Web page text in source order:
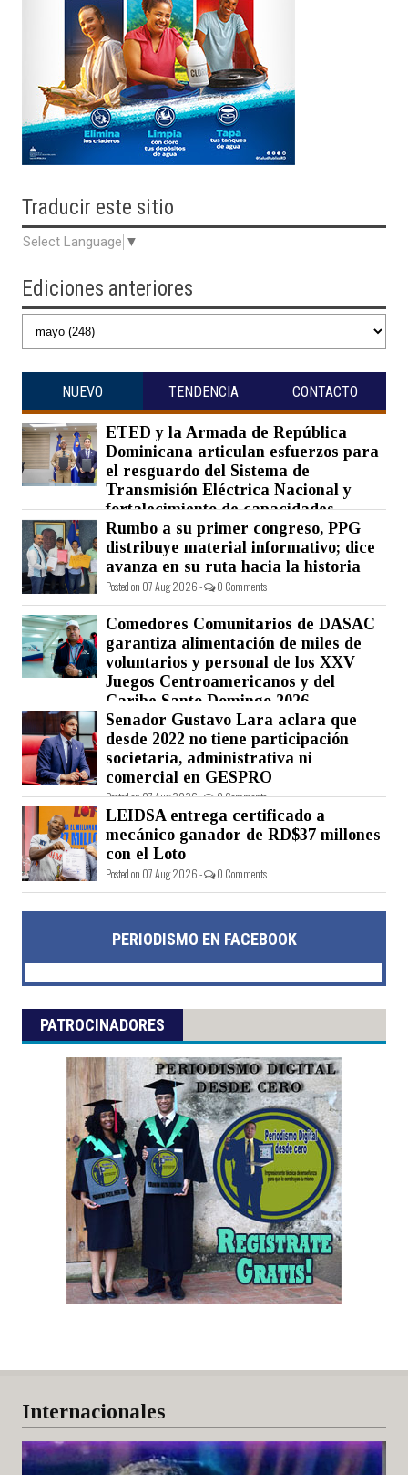
Traducir este sitio
Select Language ▼
Ediciones anteriores
NUEVO TENDENCIA CONTACTO
ETED y la Armada de República
Dominicana articulan esfuerzos para
el resguardo del Sistema de
Transmisión Eléctrica Nacional y
fortalecimiento de capacidades.
Posted on 07 Aug 2026 - 0 Comments
Rumbo a su primer congreso, PPG
distribuye material informativo; dice
avanza en su ruta hacia la historia
Posted on 07 Aug 2026 - 0 Comments
Comedores Comunitarios de DASAC
garantiza alimentación de miles de
voluntarios y personal de los XXV
Juegos Centroamericanos y del
Caribe Santo Domingo 2026
Posted on 07 Aug 2026 - 0 Comments
Senador Gustavo Lara aclara que
desde 2022 no tiene participación
societaria, administrativa ni
comercial en GESPRO
Posted on 07 Aug 2026 - 0 Comments
LEIDSA entrega certificado a
mecánico ganador de RD$37 millones
con el Loto
Posted on 07 Aug 2026 - 0 Comments
PERIODISMO EN FACEBOOK
PATROCINADORES
Internacionales